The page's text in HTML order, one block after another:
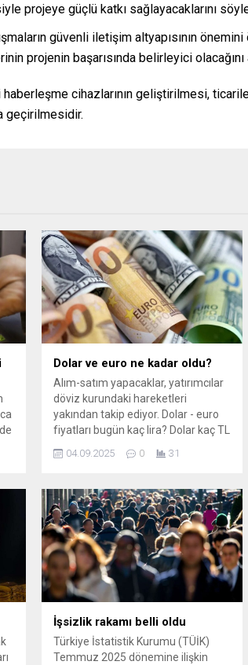
projeye güçlü katkı sağlayacaklarını
güvenli iletişim altyapısının önemini
projenin başarısında belirleyici olacağını
cihazlarının geliştirilmesi,
geçirilmesidir.
Dolar ve euro ne kadar oldu?
Alım-satım yapacaklar, yatırımcılar
döviz kurundaki hareketleri
yakından takip ediyor. Dolar - euro
fiyatları bugün kaç lira? Dolar kaç TL
yapacaklar iç ve dış piyasaya hakim
ve ...
04.09.2025 0 31
İşsizlik rakamı belli oldu
Türkiye İstatistik Kurumu (TÜİK)
Temmuz 2025 dönemine ilişkin